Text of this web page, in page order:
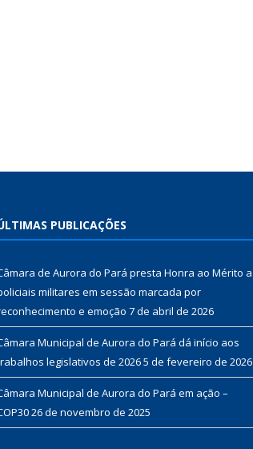
PUBLICAÇÕES
de Aurora do Pará presta Honra ao Mérito a
militares em sessão marcada por
e emoção 7 de abril de 2026
Municipal de Aurora do Pará dá início aos
legislativos de 20265 de fevereiro de 2026
Municipal de Aurora do Pará em ação –
26 de novembro de 2025